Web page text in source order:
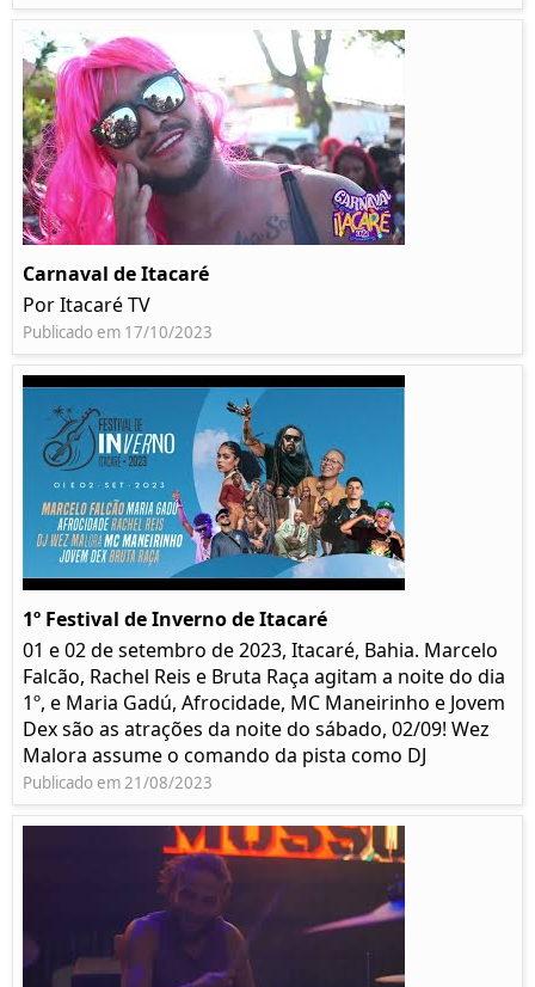
Carnaval de Itacaré
Por Itacaré TV
Publicado em 17/10/2023
1º Festival de Inverno de Itacaré
01 e 02 de setembro de 2023, Itacaré, Bahia. Marcelo
Falcão, Rachel Reis e Bruta Raça agitam a noite do dia
1º, e Maria Gadú, Afrocidade, MC Maneirinho e Jovem
Dex são as atrações da noite do sábado, 02/09! Wez
Malora assume o comando da pista como DJ
Publicado em 21/08/2023